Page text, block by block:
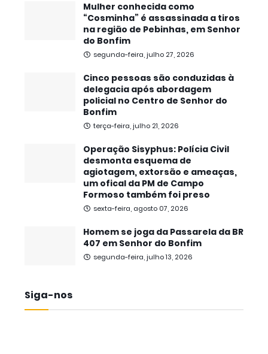
Mulher conhecida como
“Cosminha” é assassinada a tiros
na região de Pebinhas, em Senhor
do Bonfim
segunda-feira, julho 27, 2026
Cinco pessoas são conduzidas à
delegacia após abordagem
policial no Centro de Senhor do
Bonfim
terça-feira, julho 21, 2026
Operação Sisyphus: Polícia Civil
desmonta esquema de
agiotagem, extorsão e ameaças,
um ofical da PM de Campo
Formoso também foi preso
sexta-feira, agosto 07, 2026
Homem se joga da Passarela da BR
407 em Senhor do Bonfim
segunda-feira, julho 13, 2026
Siga-nos